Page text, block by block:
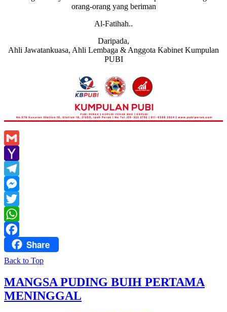
orang-orang yang beriman
Al-Fatihah..
Daripada,
Ahli Jawatankuasa, Ahli Lembaga & Anggota Kabinet Kumpulan
PUBI
Gmail
Yahoo
Mail
Telegram
Messenger
Twitter
WhatsApp
FacebookShare
Back to Top
MANGSA PUDING BUIH PERTAMA
MENINGGAL